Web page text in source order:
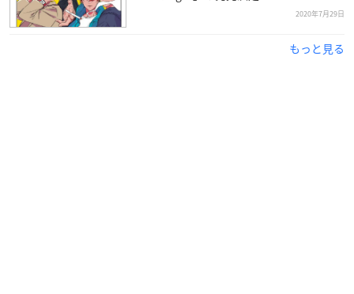
2020年7月29日
もっと見る